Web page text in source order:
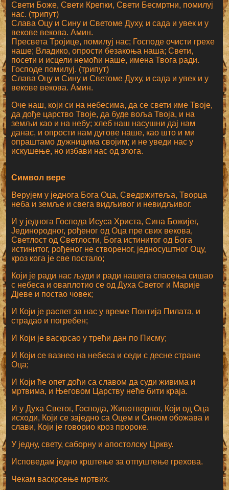
Свети Боже, Свети Крепки, Свети Бесмртни, помилуј
нас. (трипут)
Слава Оцу и Сину и Светоме Духу, и сада и увек и у
векове векова. Амин.
Пресвета Тројице, помилуј нас; Господе очисти грехе
наше; Владико, опрости безакоња наша; Свети,
посети и исцели немоћи наше, имена Твога ради.
Господе помилуј. (трипут)
Слава Оцу и Сину и Светоме Духу, и сада и увек и у
векове векова. Амин.
Оче наш, који си на небесима, да се свети име Твоје,
да дође царство Твоје, да буде воља Твоја, и на
земљи као и на небу; хлеб наш насушни дај нам
данас, и опрости нам дугове наше, као што и ми
опраштамо дужницима својим; и не уведи нас у
искушење, но избави нас од злога.
Символ вере
Верујем у једнога Бога Оца, Сведржитеља, Творца
неба и земље и свега видљивог и невидљивог.
И у једнога Господа Исуса Христа, Сина Божијег,
Јединородног, рођеног од Оца пре свих векова,
Светлост од Светлости, Бога истинитог од Бога
истинитог, рођеног не створеног, једносуштног Оцу,
кроз кога је све постало;
Који је ради нас људи и ради нашега спасења сишао
с небеса и оваплотио се од Духа Светог и Марије
Дјеве и постао човек;
И Који је распет за нас у време Понтија Пилата, и
страдао и погребен;
И Који је васкрсао у трећи дан по Писму;
И Који се вазнео на небеса и седи с десне стране
Оца;
И Који ће опет доћи са славом да суди живима и
мртвима, и Његовом Царству неће бити краја.
И у Духа Светог, Господа, Животворног, Који од Оца
исходи, Који се заједно са Оцем и Сином обожава и
слави, Који је говорио кроз пророке.
У једну, свету, саборну и апостолску Цркву.
Исповедам једно крштење за отпуштење грехова.
Чекам васкрсење мртвих.